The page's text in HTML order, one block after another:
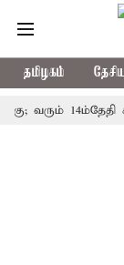
தமிழகம்
வரும் 14ம்தேதி